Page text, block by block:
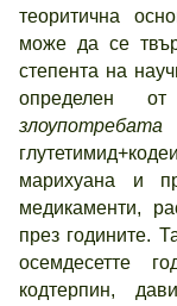
теоритична
може да се
степента на
определен
марихуана и
медикаменти,
през годините.
осемдесетте
кодтерпин,